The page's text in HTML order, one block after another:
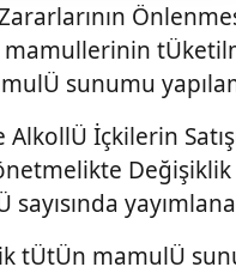
sunumu
İçkilerin
sayısında
tÜtÜn mamulÜ